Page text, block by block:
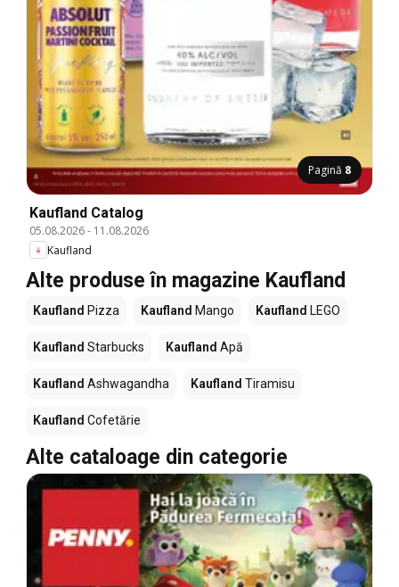
Pagină 8
Kaufland Catalog
05.08.2026- 11.08.2026
Kaufland
Alte produse în magazine Kaufland
Kaufland Pizza Kaufland Mango Kaufland LEGO
Kaufland Starbucks Kaufland Apă
Kaufland Ashwagandha Kaufland Tiramisu
Kaufland Cofetărie
Alte cataloage din categorie